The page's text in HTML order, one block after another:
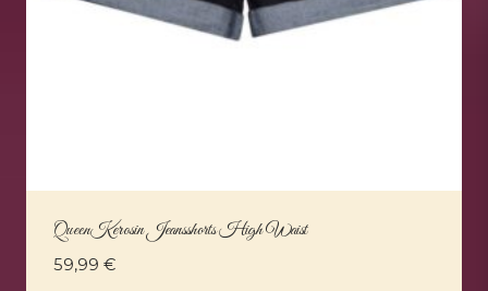
QueenKerosin Jeansshorts High Waist
59,99 €